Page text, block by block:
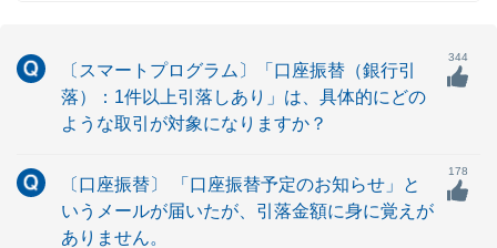
〔スマートプログラム〕「口座振替（銀行引
落）：1件以上引落しあり」は、具体的にどの
ような取引が対象になりますか？
344
〔口座振替〕 「口座振替予定のお知らせ」と
いうメールが届いたが、引落金額に身に覚えが
ありません。
178